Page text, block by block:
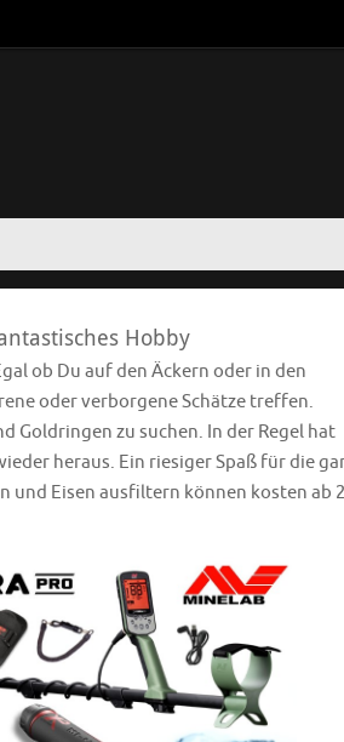
Hobby
ob Du auf den Äckern oder in den
oder verborgene Schätze treffen.
Goldringen zu suchen. In der Regel hat
heraus. Ein riesiger Spaß für die
und Eisen ausfiltern können kosten ab